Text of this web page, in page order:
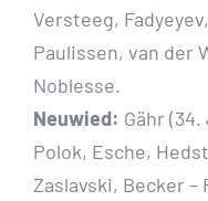
Versteeg,
Paulissen, van der
Noblesse.
Neuwied: Gähr
Polok, Esche,
Zaslavski, Becker –